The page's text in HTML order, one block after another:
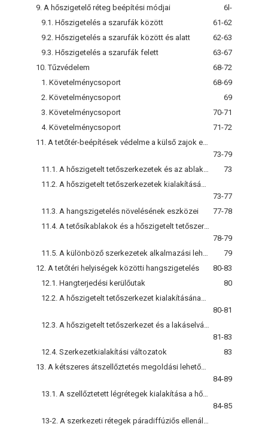
9. A hőszigetelő réteg beépítési módjai
6l-
9.1. Hőszigetelés a szarufák között
61-62
9.2. Hőszigetelés a szarufák között és alatt
62-63
9.3. Hőszigetelés a szarufák felett
63-67
10. Tűzvédelem
68-72
1. Követelménycsoport
68-69
2. Követelménycsoport
69
3. Követelménycsoport
70-71
4. Követelménycsoport
71-72
73-79
73
73-77
11.3. A hangszigetelés növelésének eszközei
77-78
11.4. A tetősíkablakok és a hőszigetelt tetőszerkezetek összeépítése
78-79
79
12. A tetőtéri helyiségek közötti hangszigetelés
80-83
12.1. Hangterjedési kerülőutak
80
80-81
81-83
12.4. Szerkezetkialakítási változatok
83
84-89
84-85